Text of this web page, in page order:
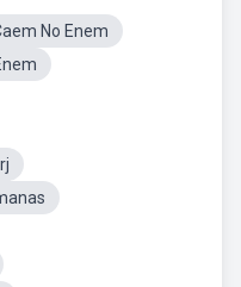
No Enem